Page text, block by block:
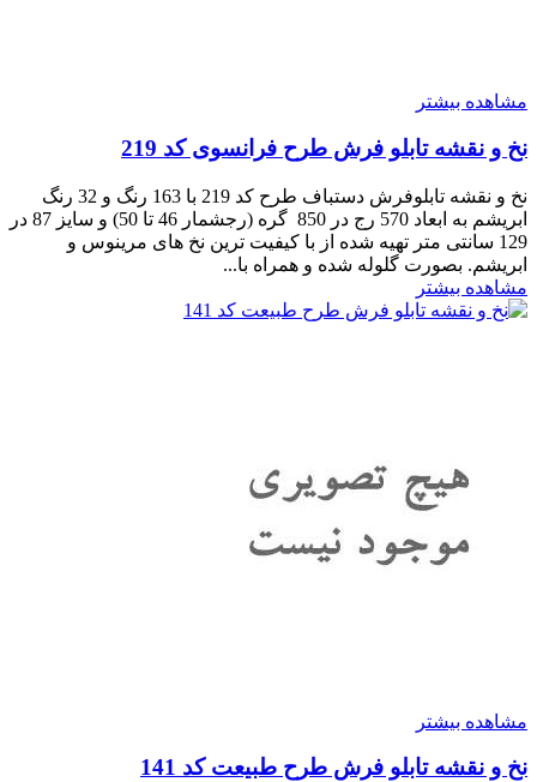
مشاهده بیشتر
نخ و نقشه تابلو فرش طرح فرانسوی کد 219
نخ و نقشه تابلوفرش دستباف طرح کد 219 با 163 رنگ و 32 رنگ
ابریشم به ابعاد 570 رج در 850 گره (رجشمار 46 تا 50) و سایز 87 در
129 سانتی متر تهیه شده از با کیفیت ترین نخ های مرینوس و
ابریشم. بصورت گلوله شده و همراه با...
مشاهده بیشتر
مشاهده بیشتر
نخ و نقشه تابلو فرش طرح طبیعت کد 141